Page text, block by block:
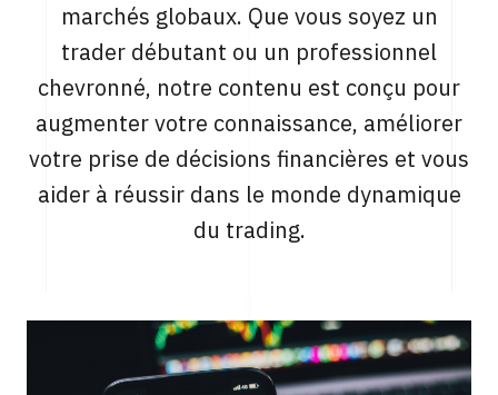
marchés globaux. Que vous soyez un
trader débutant ou un professionnel
chevronné, notre contenu est conçu pour
augmenter votre connaissance, améliorer
votre prise de décisions financières et vous
aider à réussir dans le monde dynamique
du trading.